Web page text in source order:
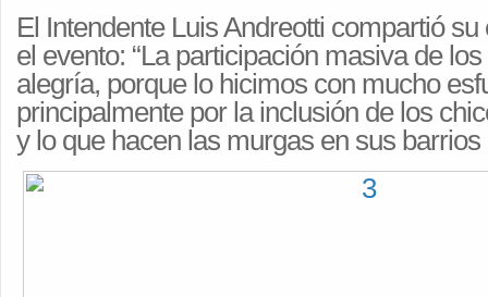
El Intendente Luis Andreotti compartió
el evento: “La participación masiva de
alegría, porque lo hicimos con mucho
principalmente por la inclusión de los
y lo que hacen las murgas en sus barrios